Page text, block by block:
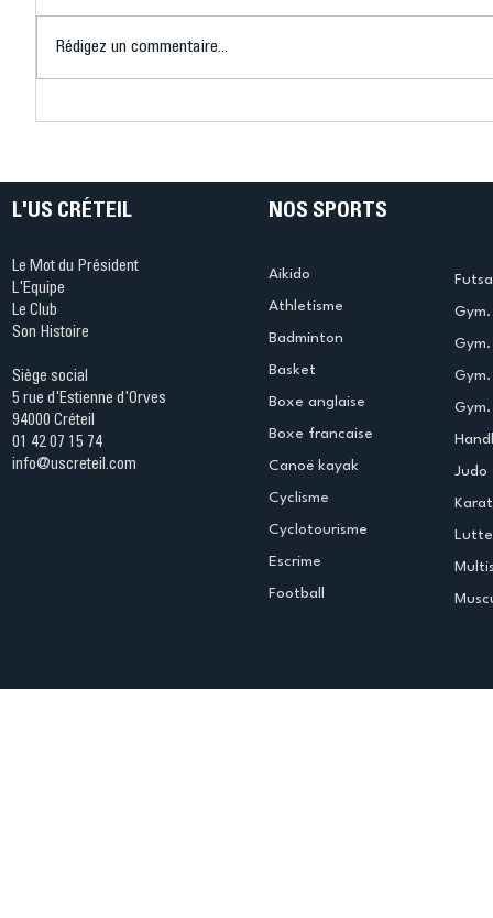
Rédigez un commentaire...
L'US CRÉTEIL
Le Mot du Président
L'Equipe
Le Club
Son Histoire
Siège social
5 rue d'Estienne d'Orves
94000 Créteil
01 42 07 15 74
info@uscreteil.com
NOS SPORTS
Aikido
Athletisme
Badminton
Basket
Boxe anglaise
Boxe francaise
Canoë kayak
Cyclisme
Cyclotourisme
Escrime
Football
Judo
Lutte